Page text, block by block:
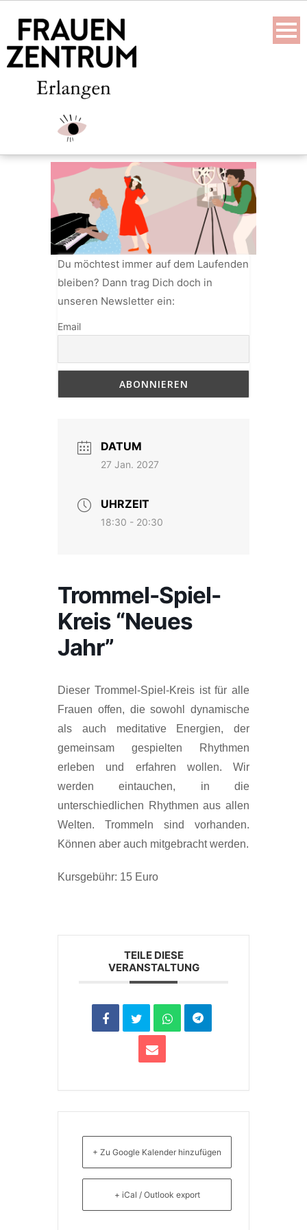
content
Du möchtest immer auf dem Laufenden
bleiben? Dann trag Dich doch in
unseren Newsletter ein:
Email
DATUM
27 Jan. 2027
UHRZEIT
18:30 - 20:30
Trommel-Spiel-
Kreis “Neues
Jahr”
Dieser Trommel-Spiel-Kreis ist für alle
Frauen offen, die sowohl dynamische
als auch meditative Energien, der
gemeinsam gespielten Rhythmen
erleben und erfahren wollen. Wir
werden eintauchen, in die
unterschiedlichen Rhythmen aus allen
Welten. Trommeln sind vorhanden.
Können aber auch mitgebracht werden.
Kursgebühr: 15 Euro
TEILE DIESE
VERANSTALTUNG
+ Zu Google Kalender hinzufügen
+ iCal / Outlook export